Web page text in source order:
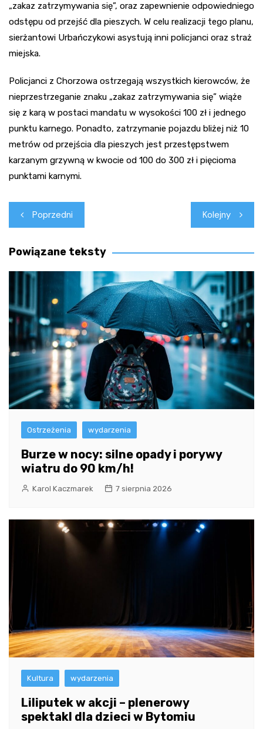
„zakaz zatrzymywania się”, oraz zapewnienie odpowiedniego
odstępu od przejść dla pieszych. W celu realizacji tego planu,
sierżantowi Urbańczykowi asystują inni policjanci oraz straż
miejska.
Policjanci z Chorzowa ostrzegają wszystkich kierowców, że
nieprzestrzeganie znaku „zakaz zatrzymywania się” wiąże
się z karą w postaci mandatu w wysokości 100 zł i jednego
punktu karnego. Ponadto, zatrzymanie pojazdu bliżej niż 10
metrów od przejścia dla pieszych jest przestępstwem
karzanym grzywną w kwocie od 100 do 300 zł i pięcioma
punktami karnymi.
Nawigacja
wpisu
Poprzedni Kolejny
Powiązane teksty
Ostrzeżenia wydarzenia
Burze w nocy: silne opady i porywy
wiatru do 90 km/h!
Karol Kaczmarek 7 sierpnia 2026
Kultura wydarzenia
Liliputek w akcji – plenerowy
spektakl dla dzieci w Bytomiu